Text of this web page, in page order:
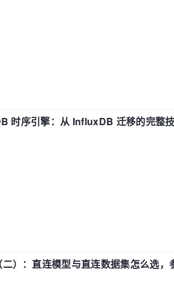
时序引擎：从 InfluxDB 迁移的完整
）：直连模型与直连数据集怎么选